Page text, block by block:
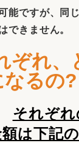
能ですが、同
できません。
ぞれ、
なるの?
それぞれ
は下記